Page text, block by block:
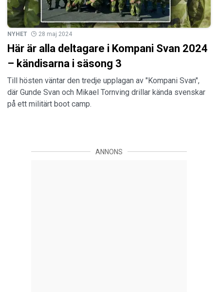
NYHET 28 maj 2024
Här är alla deltagare i Kompani Svan 2024
– kändisarna i säsong 3
Till hösten väntar den tredje upplagan av "Kompani Svan",
där Gunde Svan och Mikael Tornving drillar kända svenskar
på ett militärt boot camp.
ANNONS